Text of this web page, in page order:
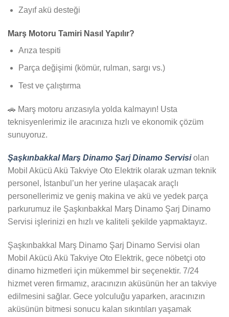
Zayıf akü desteği
Marş Motoru Tamiri Nasıl Yapılır?
Arıza tespiti
Parça değişimi (kömür, rulman, sargı vs.)
Test ve çalıştırma
🚗 Marş motoru arızasıyla yolda kalmayın! Usta
teknisyenlerimiz ile aracınıza hızlı ve ekonomik çözüm
sunuyoruz.
Şaşkınbakkal Marş Dinamo Şarj Dinamo Servisiolan
Mobil Akücü Akü Takviye Oto Elektrik olarak uzman teknik
personel, İstanbul’un her yerine ulaşacak araçlı
personellerimiz ve geniş makina ve akü ve yedek parça
parkurumuz ile Şaşkınbakkal Marş Dinamo Şarj Dinamo
Servisi işlerinizi en hızlı ve kaliteli şekilde yapmaktayız.
Şaşkınbakkal Marş Dinamo Şarj Dinamo Servisi olan
Mobil Akücü Akü Takviye Oto Elektrik, gece nöbetçi oto
dinamo hizmetleri için mükemmel bir seçenektir. 7/24
hizmet veren firmamız, aracınızın aküsünün her an takviye
edilmesini sağlar. Gece yolculuğu yaparken, aracınızın
aküsünün bitmesi sonucu kalan sıkıntıları yaşamak